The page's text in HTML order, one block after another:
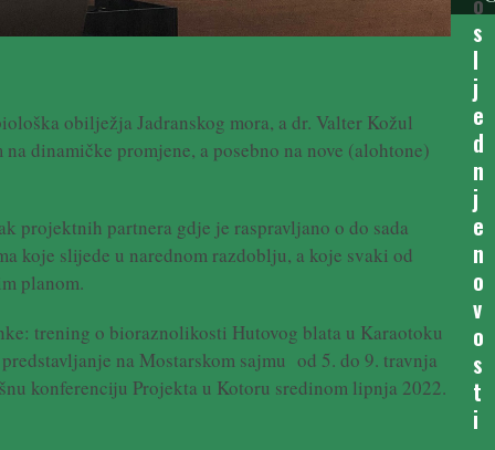
obilježja Jadranskog mora, a dr. Valter Kožul
dinamičke promjene, a posebno na nove (alohtone)
projektnih partnera gdje je raspravljano o do sada
koje slijede u narednom razdoblju, a koje svaki od
planom.
trening o bioraznolikosti Hutovog blata u Karaotoku
na Mostarskom sajmu od 5. do 9. travnja
konferenciju Projekta u Kotoru sredinom lipnja 2022.
s
l
j
e
d
n
j
e
n
o
v
o
s
t
i